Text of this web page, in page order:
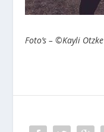
Foto’s – ©Kayli Otzke